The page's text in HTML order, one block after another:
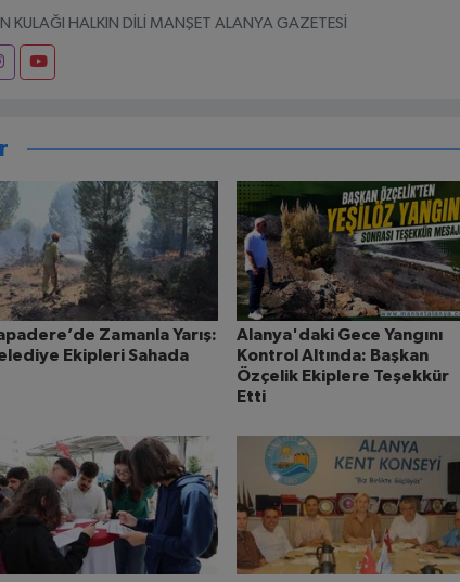
KULAĞI HALKIN DİLİ MANŞET ALANYA GAZETESİ
Zamanla Yarış:
Ekipleri Sahada
Alanya'daki Gece Yangını
Kontrol Altında: Başkan
Özçelik Ekiplere Teşekkür
Etti